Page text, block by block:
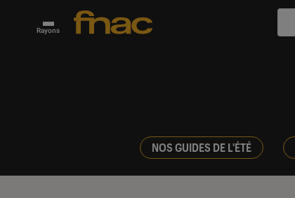
Rayons
NOS GUIDES DE L'ÉTÉ